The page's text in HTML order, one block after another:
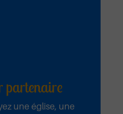
partenaire
une église, une